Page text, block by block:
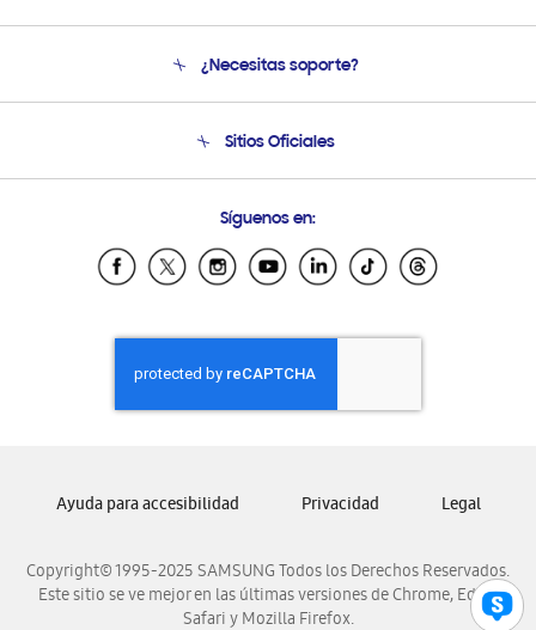
Soporte
¿Necesitas soporte?
Soporte vía eMail
Sitios Oficiales
Samsung Ecuador
Samsung El Salvador
Samsung Honduras
Samsung Nicaragua
Samsung Panamá
Samsung Venezuela
Síguenos en:
Copyright© 1995-2025 SAMSUNG Todos los Derechos Reservados.
Este sitio se ve mejor en las últimas versiones de Chrome, Edge,
Safari y Mozilla Firefox.
Ayuda para accesibilidad Privacidad Legal